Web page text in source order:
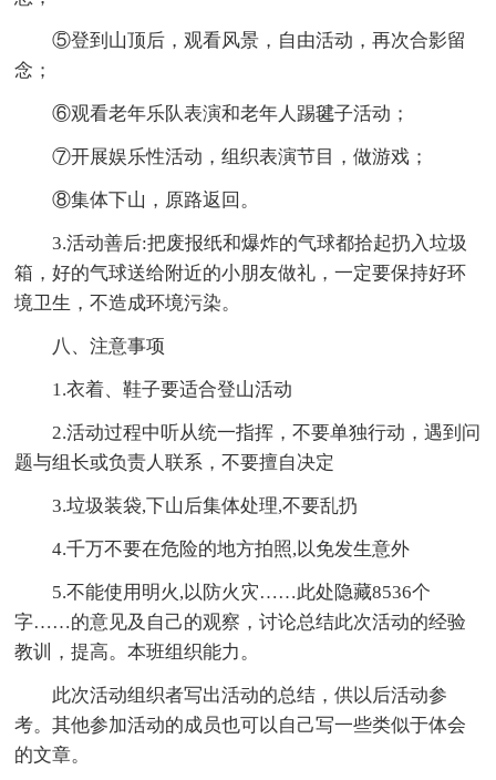
⑤登到山顶后，观看风景，自由活动，再次合影留
念；
⑥观看老年乐队表演和老年人踢毽子活动；
⑦开展娱乐性活动，组织表演节目，做游戏；
⑧集体下山，原路返回。
3.活动善后:把废报纸和爆炸的气球都拾起扔入垃圾
箱，好的气球送给附近的小朋友做礼，一定要保持好环
境卫生，不造成环境污染。
八、注意事项
1.衣着、鞋子要适合登山活动
2.活动过程中听从统一指挥，不要单独行动，遇到问
题与组长或负责人联系，不要擅自决定
3.垃圾装袋,下山后集体处理,不要乱扔
4.千万不要在危险的地方拍照,以免发生意外
5.不能使用明火,以防火灾……此处隐藏8536个
字……的意见及自己的观察，讨论总结此次活动的经验
教训，提高。本班组织能力。
此次活动组织者写出活动的总结，供以后活动参
考。其他参加活动的成员也可以自己写一些类似于体会
的文章。